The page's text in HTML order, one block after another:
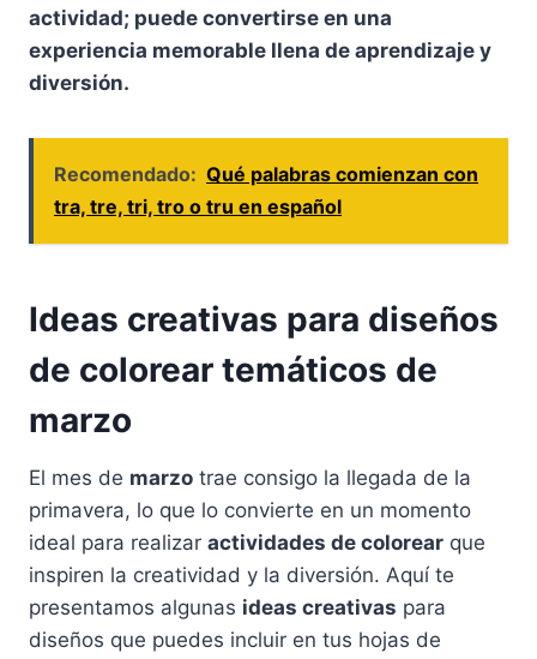
actividad; puede convertirse en una
experiencia memorable llena de aprendizaje y
diversión.
Recomendado: Qué palabras comienzan con
tra, tre, tri, tro o tru en español
Ideas creativas para diseños
de colorear temáticos de
marzo
El mes de marzo trae consigo la llegada de la
primavera, lo que lo convierte en un momento
ideal para realizar actividades de colorear que
inspiren la creatividad y la diversión. Aquí te
presentamos algunas ideas creativas para
diseños que puedes incluir en tus hojas de